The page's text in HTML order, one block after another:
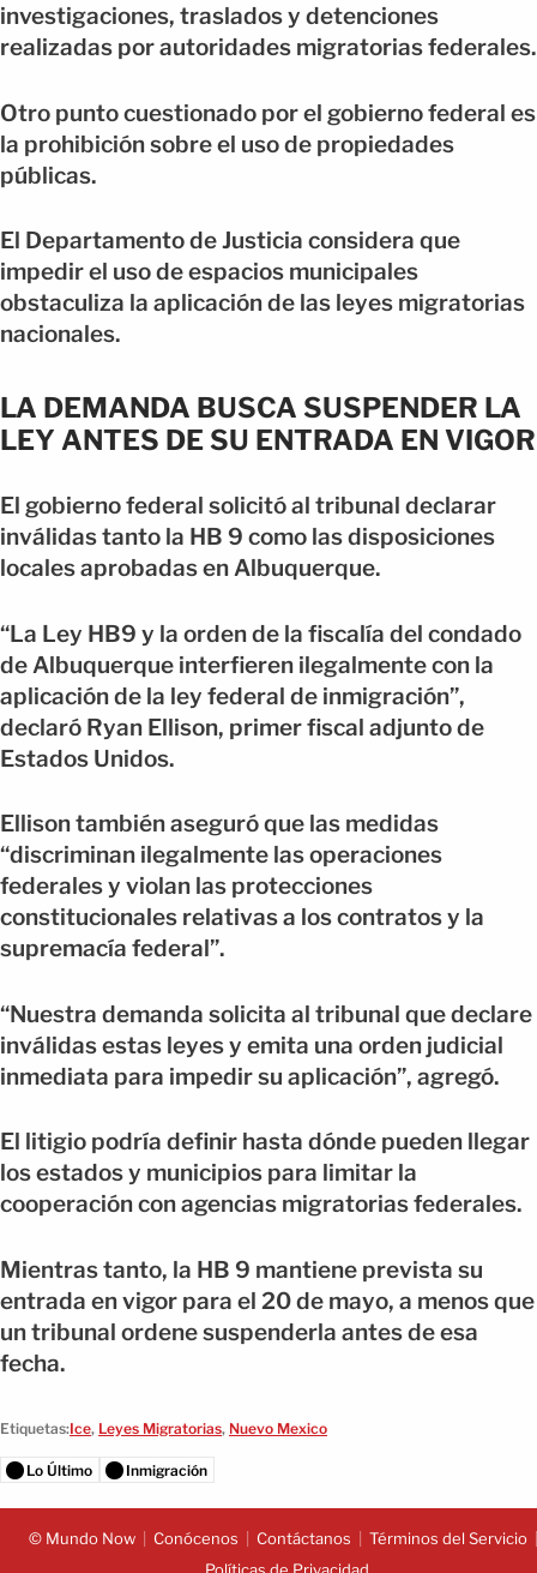
investigaciones, traslados y detenciones
realizadas por autoridades migratorias federales.
Otro punto cuestionado por el gobierno federal es
la prohibición sobre el uso de propiedades
públicas.
El Departamento de Justicia considera que
impedir el uso de espacios municipales
obstaculiza la aplicación de las leyes migratorias
nacionales.
LA DEMANDA BUSCA SUSPENDER LA
LEY ANTES DE SU ENTRADA EN VIGOR
El gobierno federal solicitó al tribunal declarar
inválidas tanto la HB 9 como las disposiciones
locales aprobadas en Albuquerque.
“La Ley HB9 y la orden de la fiscalía del condado
de Albuquerque interfieren ilegalmente con la
aplicación de la ley federal de inmigración”,
declaró Ryan Ellison, primer fiscal adjunto de
Estados Unidos.
Ellison también aseguró que las medidas
“discriminan ilegalmente las operaciones
federales y violan las protecciones
constitucionales relativas a los contratos y la
supremacía federal”.
“Nuestra demanda solicita al tribunal que declare
inválidas estas leyes y emita una orden judicial
inmediata para impedir su aplicación”, agregó.
El litigio podría definir hasta dónde pueden llegar
los estados y municipios para limitar la
cooperación con agencias migratorias federales.
Mientras tanto, la HB 9 mantiene prevista su
entrada en vigor para el 20 de mayo, a menos que
un tribunal ordene suspenderla antes de esa
fecha.
Etiquetas:Ice, Leyes Migratorias, Nuevo Mexico
Lo Último Inmigración
© Mundo Now Conócenos Contáctanos
Términos del Servicio